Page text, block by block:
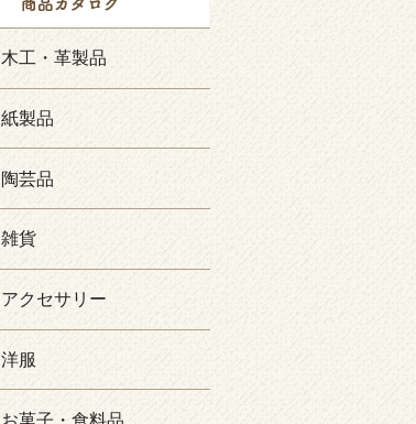
木工・革製品
紙製品
陶芸品
雑貨
アクセサリー
洋服
お菓子・食料品